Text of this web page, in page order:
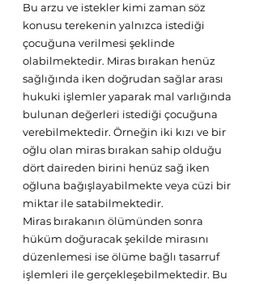
Bu arzu ve istekler kimi zaman söz
konusu terekenin yalnızca istediği
çocuğuna verilmesi şeklinde
olabilmektedir. Miras bırakan henüz
sağlığında iken doğrudan sağlar arası
hukuki işlemler yaparak mal varlığında
bulunan değerleri istediği çocuğuna
verebilmektedir. Örneğin iki kızı ve bir
oğlu olan miras bırakan sahip olduğu
dört daireden birini henüz sağ iken
oğluna bağışlayabilmekte veya cüzi bir
miktar ile satabilmektedir.
Miras bırakanın ölümünden sonra
hüküm doğuracak şekilde mirasını
düzenlemesi ise ölüme bağlı tasarruf
işlemleri ile gerçekleşebilmektedir. Bu